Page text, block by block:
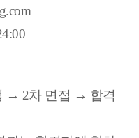
→ 2차 면접 → 합격